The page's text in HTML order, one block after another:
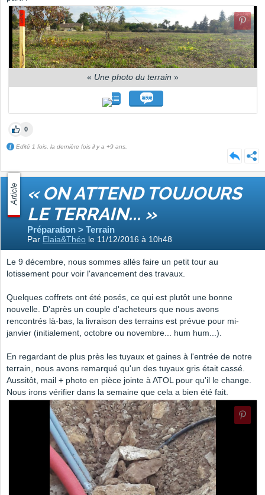
« Une photo du terrain »
0
Edité 1 fois, la dernière fois il y a +9 ans.
Article « ON ATTEND TOUJOURS
LE TERRAIN... »
Préparation > Terrain
Par Elaia&Théo le 11/12/2016 à 10h48
Le 9 décembre, nous sommes allés faire un petit tour au
lotissement pour voir l'avancement des travaux.
Quelques coffrets ont été posés, ce qui est plutôt une bonne
nouvelle. D'après un couple d'acheteurs que nous avons
rencontrés là-bas, la livraison des terrains est prévue pour mi-
janvier (initialement, octobre ou novembre... hum hum...).
En regardant de plus près les tuyaux et gaines à l'entrée de notre
terrain, nous avons remarqué qu'un des tuyaux gris était cassé.
Aussitôt, mail + photo en pièce jointe à ATOL pour qu'il le change.
Nous irons vérifier dans la semaine que cela a bien été fait.